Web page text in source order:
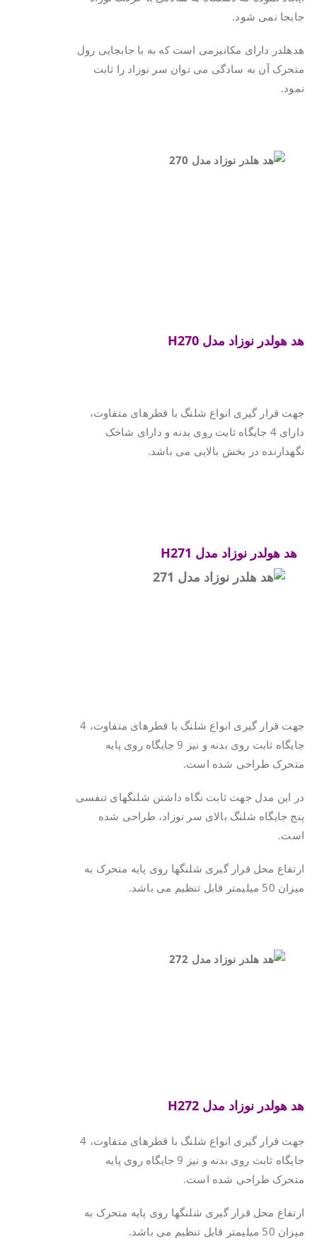
جابجا نمی شود.
هدهلدر دارای مکانیزمی است که به با جابجایی رول
متحرک آن به سادگی می توان سر نوزاد را ثابت
نمود.
هد هولدر نوزاد مدل H270
جهت قرار گیری انواع شلنگ با قطرهای متفاوت،
دارای 4 جایگاه ثابت روی بدنه و دارای شاخک
نگهدارنده در بخش بالایی می باشد.
هد هولدر نوزاد مدل H271
جهت قرار گیری انواع شلنگ با قطرهای متفاوت، 4
جایگاه ثابت روی بدنه و نیز 9 جایگاه روی پایه
متحرک طراحی شده است.
در این مدل جهت ثابت نگاه داشتن شلنگهای تنفسی
پنج جایگاه شلنگ بالای سر نوزاد، طراحی شده
است.
ارتفاع محل قرار گیری شلنگها روی پایه متحرک به
میزان 50 میلیمتر قابل تنظیم می باشد.
هد هولدر نوزاد مدل H272
جهت قرار گیری انواع شلنگ با قطرهای متفاوت، 4
جایگاه ثابت روی بدنه و نیز 9 جایگاه روی پایه
متحرک طراحی شده است.
ارتفاع محل قرار گیری شلنگها روی پایه متحرک به
میزان 50 میلیمتر قابل تنظیم می باشد.